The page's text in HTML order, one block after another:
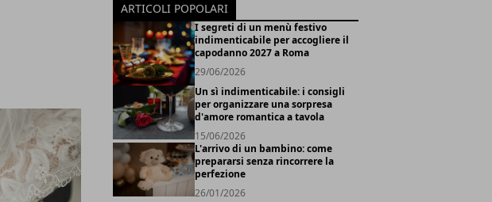
ARTICOLI POPOLARI
I segreti di un menù festivo
indimenticabile per accogliere il
capodanno 2027 a Roma
29/06/2026
Un sì indimenticabile: i consigli
per organizzare una sorpresa
d'amore romantica a tavola
15/06/2026
L'arrivo di un bambino: come
prepararsi senza rincorrere la
perfezione
26/01/2026